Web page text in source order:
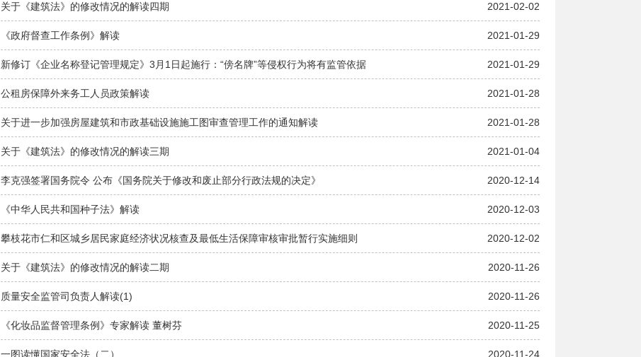
2021-02-02
关于《建筑法》的修改情况的解读四期
2021-01-29
《政府督查工作条例》解读
2021-01-29
新修订《企业名称登记管理规定》3月1日起施行：“傍名牌”等侵权行为将有监管依据
2021-01-28
公租房保障外来务工人员政策解读
2021-01-28
关于进一步加强房屋建筑和市政基础设施施工图审查管理工作的通知解读
2021-01-04
关于《建筑法》的修改情况的解读三期
2020-12-14
李克强签署国务院令 公布《国务院关于修改和废止部分行政法规的决定》
2020-12-03
《中华人民共和国种子法》解读
2020-12-02
攀枝花市仁和区城乡居民家庭经济状况核查及最低生活保障审核审批暂行实施细则
2020-11-26
关于《建筑法》的修改情况的解读二期
2020-11-26
质量安全监管司负责人解读(1)
2020-11-25
《化妆品监督管理条例》专家解读 董树芬
2020-11-24
一图读懂国家安全法（二）